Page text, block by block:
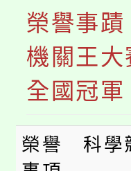
程，
心理
系所師
會
115年
程
學期
學籍
版
淨零綠
代理(
「
榮譽事
機關王
全國冠軍
榮譽
科學